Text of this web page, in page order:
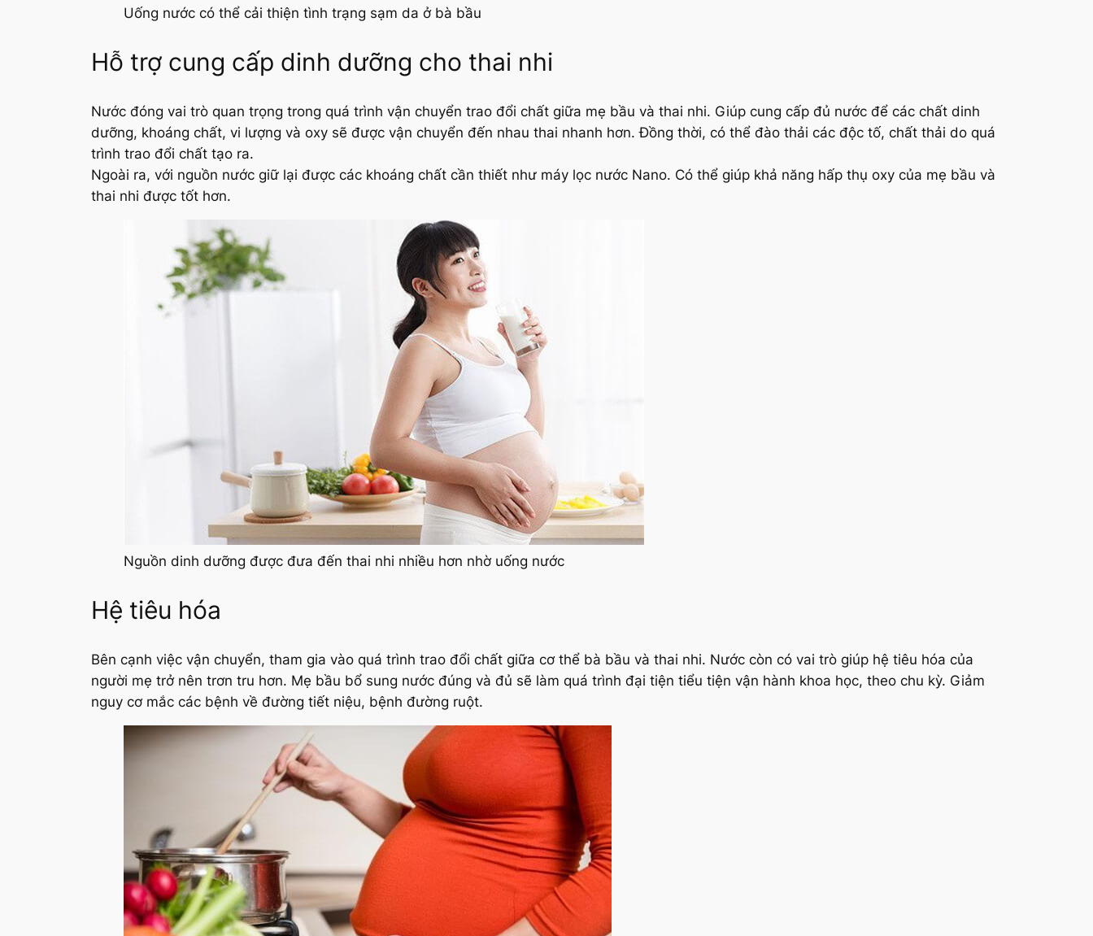
Uống nước có thể cải thiện tình trạng sạm da ở bà bầu
Hỗ trợ cung cấp dinh dưỡng cho thai nhi
Nước đóng vai trò quan trọng trong quá trình vận chuyển trao đổi chất giữa mẹ bầu và thai nhi. Giúp cung cấp đủ nước để các chất dinh
dưỡng, khoáng chất, vi lượng và oxy sẽ được vận chuyển đến nhau thai nhanh hơn. Đồng thời, có thể đào thải các độc tố, chất thải do quá
trình trao đổi chất tạo ra.
Ngoài ra, với nguồn nước giữ lại được các khoáng chất cần thiết như máy lọc nước Nano. Có thể giúp khả năng hấp thụ oxy của mẹ bầu và
thai nhi được tốt hơn.
Nguồn dinh dưỡng được đưa đến thai nhi nhiều hơn nhờ uống nước
Hệ tiêu hóa
Bên cạnh việc vận chuyển, tham gia vào quá trình trao đổi chất giữa cơ thể bà bầu và thai nhi. Nước còn có vai trò giúp hệ tiêu hóa của
người mẹ trở nên trơn tru hơn. Mẹ bầu bổ sung nước đúng và đủ sẽ làm quá trình đại tiện tiểu tiện vận hành khoa học, theo chu kỳ. Giảm
nguy cơ mắc các bệnh về đường tiết niệu, bệnh đường ruột.